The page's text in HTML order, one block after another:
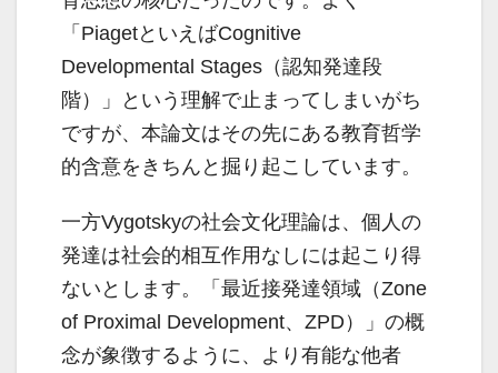
「PiagetといえばCognitive
Developmental Stages（認知発達段
階）」という理解で止まってしまいがち
ですが、本論文はその先にある教育哲学
的含意をきちんと掘り起こしています。
一方Vygotskyの社会文化理論は、個人の
発達は社会的相互作用なしには起こり得
ないとします。「最近接発達領域（Zone
of Proximal Development、ZPD）」の概
念が象徴するように、より有能な他者